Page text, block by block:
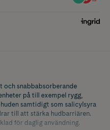
och snabbabsorberande
på till exempel rygg,
samtidigt som salicylsyra
till att stärka hudbarriären.
för daglig användning.